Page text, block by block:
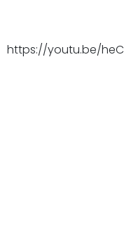
https://youtu.be/